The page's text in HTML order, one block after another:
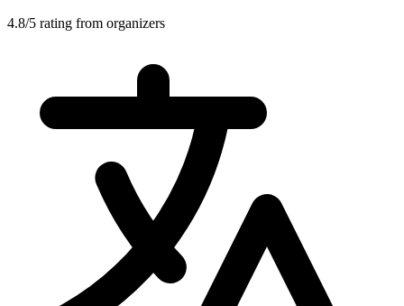
4.8/5 rating from organizers